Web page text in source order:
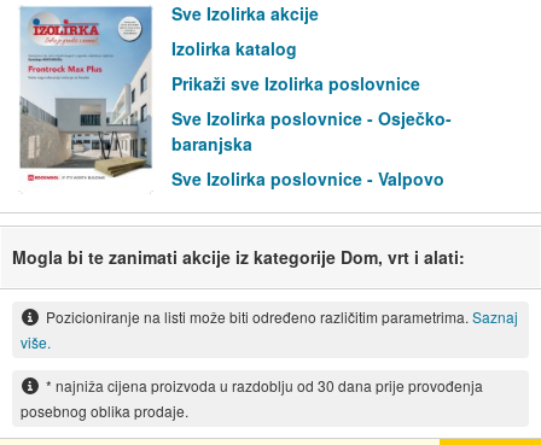
Sve Izolirka akcije
Izolirka katalog
Prikaži sve Izolirka poslovnice
Sve Izolirka poslovnice - Osječko-
baranjska
Sve Izolirka poslovnice - Valpovo
Mogla bi te zanimati akcije iz kategorije Dom, vrt i alati:
Pozicioniranje na listi može biti određeno različitim parametrima. Saznaj
više.
* najniža cijena proizvoda u razdoblju od 30 dana prije provođenja
posebnog oblika prodaje.